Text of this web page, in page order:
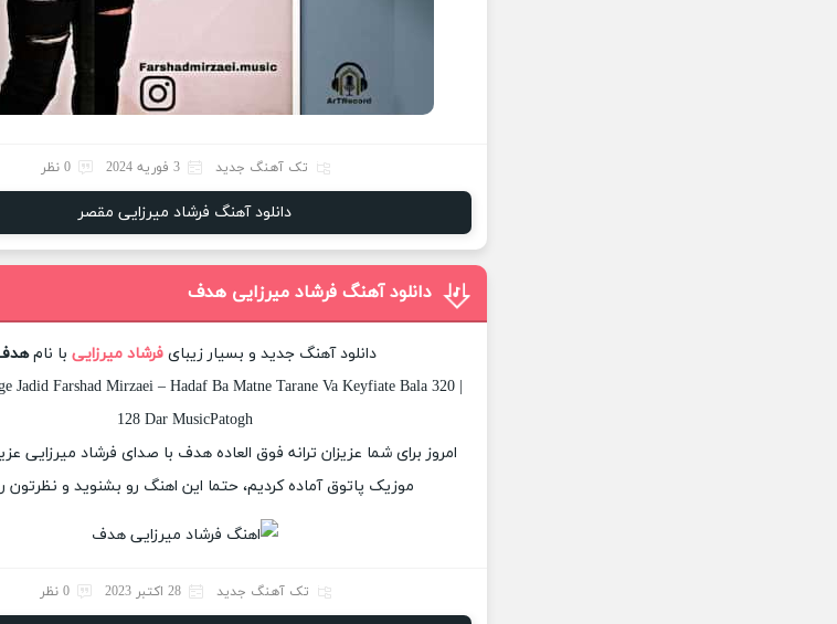
تک آهنگ جدید 3 فوریه 2024 0 نظر
دانلود آهنگ فرشاد میرزایی مقصر
دانلود آهنگ فرشاد میرزایی هدف
دانلود آهنگ جدید و بسیار زیبایفرشاد میرزایی با نام
Jadid Farshad Mirzaei – Hadaf Ba Matne Tarane Va Keyfiate Bala 320 |
128 Dar MusicPatogh
امروز برای شما عزیزان ترانه فوق العاده هدف با صدای فرشاد میرزایی
موزیک پاتوق آماده کردیم، حتما این اهنگ رو بشنوید و نظرتون
تک آهنگ جدید 28 اکتبر 2023 0 نظر